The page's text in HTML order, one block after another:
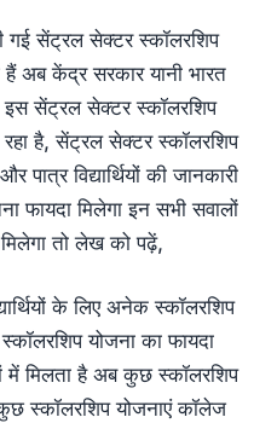
गई सेंट्रल सेक्टर स्कॉलरशिप
केंद्र सरकार यानी भारत
इस सेंट्रल सेक्टर स्कॉलरशिप
है, सेंट्रल सेक्टर स्कॉलरशिप
विद्यार्थियों की जानकारी
फायदा मिलेगा इन सभी सवालों
तो लेख को पढ़ें,
के लिए अनेक स्कॉलरशिप
योजना का फायदा
में मिलता है अब कुछ स्कॉलरशिप
स्कॉलरशिप योजनाएं कॉलेज